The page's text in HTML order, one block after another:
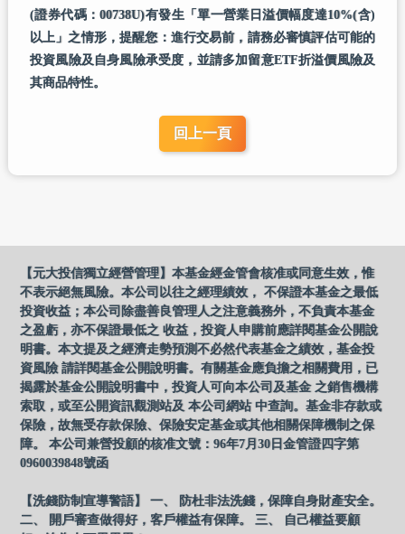
(證券代碼：00738U)有發生「單一營業日溢價幅度達10%(含)
以上」之情形，提醒您：進行交易前，請務必審慎評估可能的
投資風險及自身風險承受度，並請多加留意ETF折溢價風險及
其商品特性。
回上一頁
【元大投信獨立經營管理】本基金經金管會核准或同意生效，惟
不表示絕無風險。本公司以往之經理績效， 不保證本基金之最低
投資收益；本公司除盡善良管理人之注意義務外，不負責本基金
之盈虧，亦不保證最低之 收益，投資人申購前應詳閱基金公開說
明書。本文提及之經濟走勢預測不必然代表基金之績效，基金投
資風險 請詳閱基金公開說明書。有關基金應負擔之相關費用，已
揭露於基金公開說明書中，投資人可向本公司及基金 之銷售機構
索取，或至公開資訊觀測站及 本公司網站 中查詢。基金非存款或
保險，故無受存款保險、保險安定基金或其他相關保障機制之保
障。 本公司兼營投顧的核准文號：96年7月30日金管證四字第
0960039848號函
【洗錢防制宣導警語】 一、 防杜非法洗錢，保障自身財產安全。
二、 開戶審查做得好，客戶權益有保障。 三、 自己權益要顧